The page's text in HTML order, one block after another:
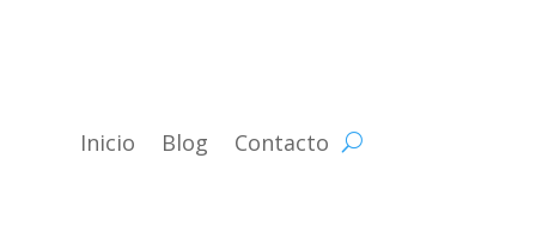
Inicio Blog Contacto